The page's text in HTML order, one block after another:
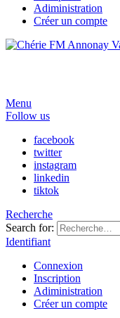
Adiministration
Créer un compte
Menu
Follow us
facebook
twitter
instagram
linkedin
tiktok
Recherche
Search for:
Identifiant
Connexion
Inscription
Adiministration
Créer un compte